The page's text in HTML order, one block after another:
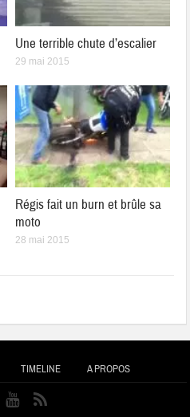
Une terrible chute d’escalier
29 mai 2015
Régis fait un burn et brûle sa
moto
28 mai 2015
TIMELINE A PROPOS